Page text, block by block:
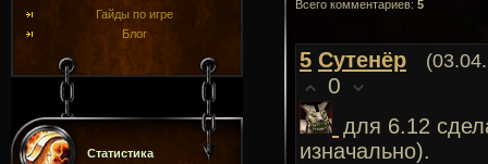
Гайды по игре
Блог
Статистика
Всего комментариев: 5
5 Сутенёр
0
для 6.12
изначально).